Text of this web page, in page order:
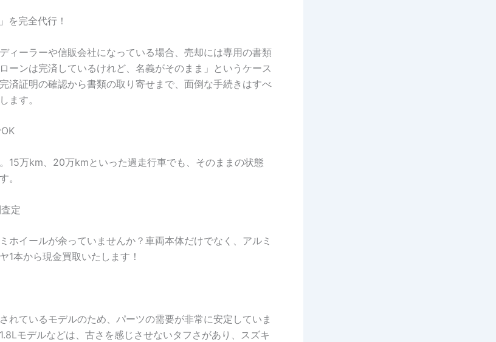
を完全代行！
ィーラーや信販会社になっている場合、売却には専用の書類
ーンは完済しているけれど、名義がそのまま」というケース
済証明の確認から書類の取り寄せまで、面倒な手続きはすべ
ます。
15万km、20万kmといった過走行車でも、そのままの状態
。
定
ホイールが余っていませんか？車両本体だけでなく、アルミ
1本から現金買取いたします！
れているモデルのため、パーツの需要が非常に安定していま
モデルなどは、古さを感じさせないタフさがあり、スズキ